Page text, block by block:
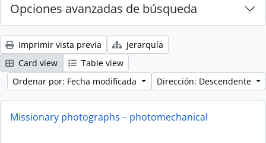
Opciones avanzadas de búsqueda
Imprimir vista previa
Jerarquía
Card view
Table view
Ordenar por: Fecha modificada
Dirección: Descendente
Missionary photographs – photomechanical